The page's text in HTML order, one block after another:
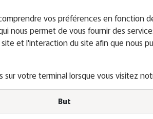
vos préférences en fonction
nous permet de vous fournir des
et l'interaction du site afin que nous
votre terminal lorsque vous visitez
But